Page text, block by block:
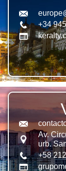
+34
Av.
urb.
+58